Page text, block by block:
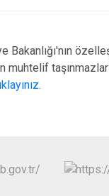
Bakanlığı'nın
muhtelif